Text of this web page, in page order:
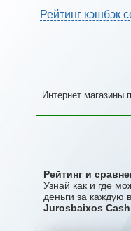
Рейтинг кэшбэк
Интернет магазины
Рейтинг и
Узнай как и где
деньги за каждую
Jurosbaixos